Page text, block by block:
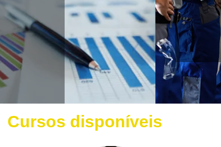
Cursos disponíveis